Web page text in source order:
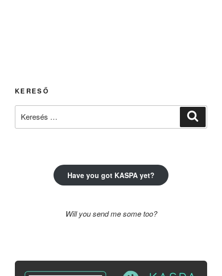
KERESŐ
Have you got KASPA yet?
Will you send me some too?